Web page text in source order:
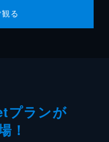
る
プランが
！